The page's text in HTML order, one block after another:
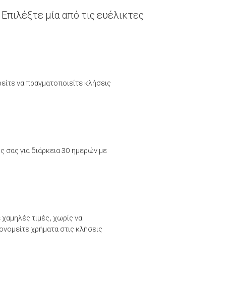
μία από τις ευέλικτες
να πραγματοποιείτε κλήσεις
σας για διάρκεια 30 ημερών με
τιμές, χωρίς να
χρήματα στις κλήσεις